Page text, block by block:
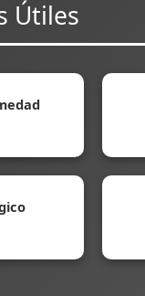
Útiles